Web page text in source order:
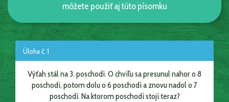
môžete použiť aj túto písomku
Úloha č. 1
Výťah stál na 3. poschodí. O chvíľu sa presunul nahor o 8
poschodí, potom dolu o 6 poschodí a znovu nadol o 7
poschodí. Na ktorom poschodí stojí teraz?